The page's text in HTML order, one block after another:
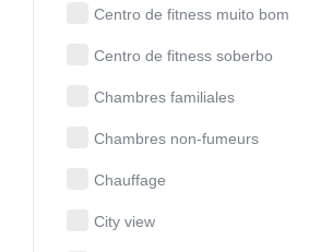
Centro de fitness muito bom
Centro de fitness soberbo
Chambres familiales
Chambres non-fumeurs
Chauffage
City view